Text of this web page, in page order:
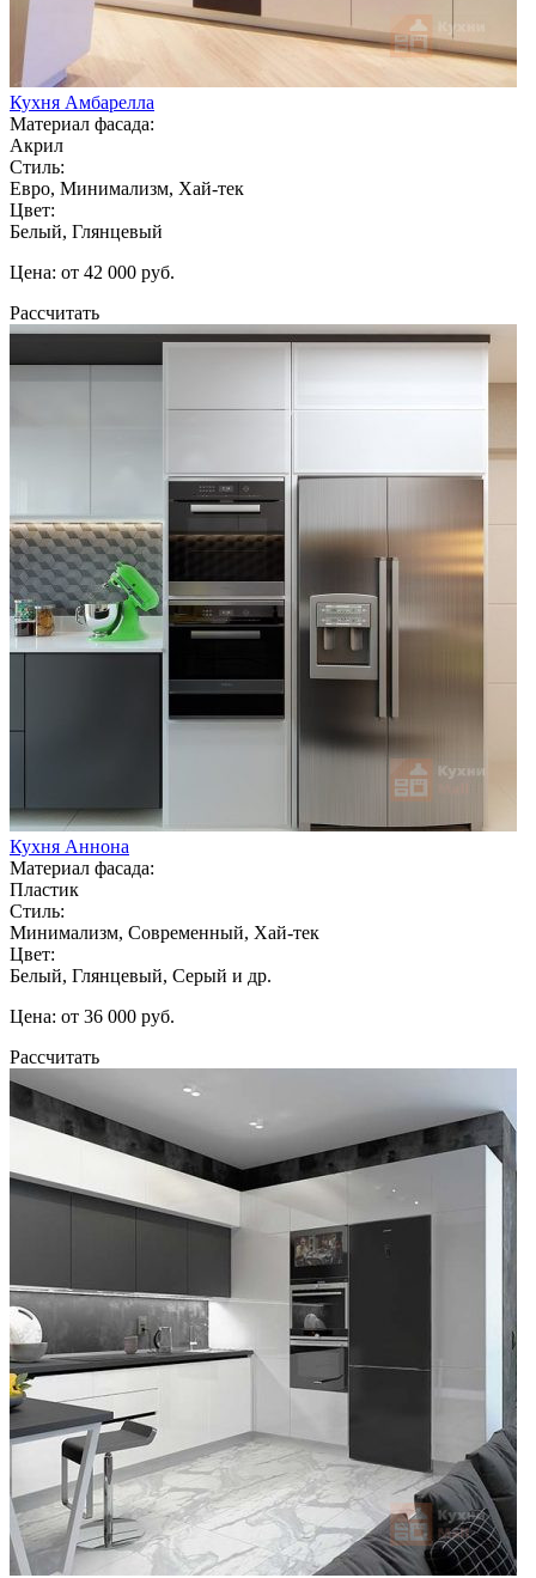
Кухня Амбарелла
Материал фасада:
Акрил
Стиль:
Евро, Минимализм, Хай-тек
Цвет:
Белый, Глянцевый
Цена: от 42 000 руб.
Рассчитать
Кухня Аннона
Материал фасада:
Пластик
Стиль:
Минимализм, Современный, Хай-тек
Цвет:
Белый, Глянцевый, Серый и др.
Цена: от 36 000 руб.
Рассчитать